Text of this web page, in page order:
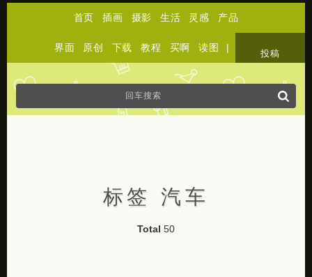
首页 插画 摄影 生活 灵感 产品
界面 原创 下载 教程 买啊 读图 |
投稿
标签 汽车
Total 50